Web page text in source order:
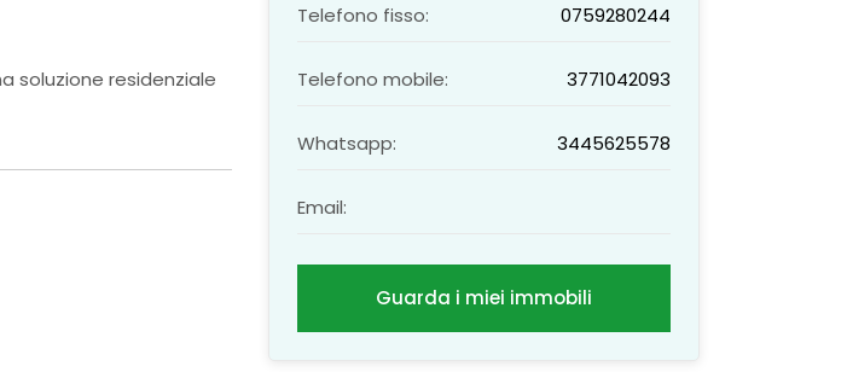
soluzione residenziale
Telefono fisso: 0759280244
Telefono mobile: 3771042093
Whatsapp: 3445625578
Email:
Guarda i miei immobili